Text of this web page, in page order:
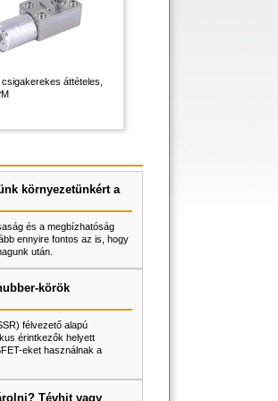
áttételes,
környezetünkért a
és a megbízhatóság
ennyire fontos az is, hogy
után.
körök
félvezető alapú
érintkezők helyett
eket használnak a
Tévhit vagy